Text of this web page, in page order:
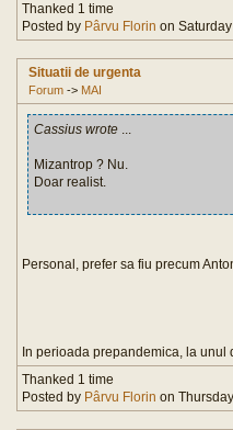
Thanked 1 time
Posted by Pârvu Florin on
Situatii de urgenta
Forum -> MAI
Cassius wrote ...
Mizantrop ? Nu.
Doar realist.
Personal, prefer sa fiu precum
In perioada prepandemica, la
Thanked 1 time
Posted by Pârvu Florin on